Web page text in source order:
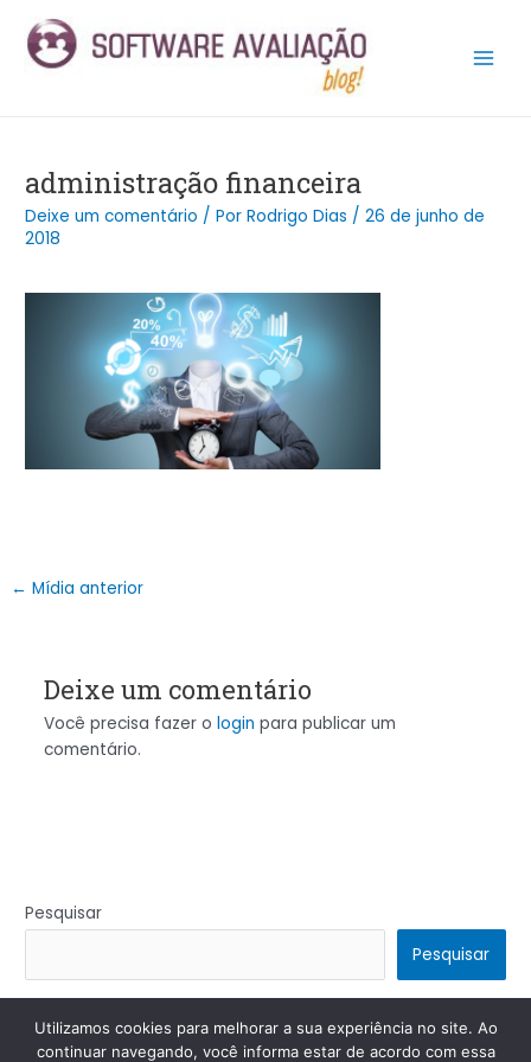
para
administração financeira
Deixe um comentário / PorRodrigo Dias /26 de junho de
2018
navigation
← Mídia anterior
Deixe um comentário
Você precisa fazer o login para publicar um
comentário.
Pesquisar
Pesquisar
Copyright © 2026 | Powered by Tema Astra para WordPress
Utilizamos cookies para melhorar a sua experiência no site. Ao
continuar navegando, você informa estar de acordo com essa